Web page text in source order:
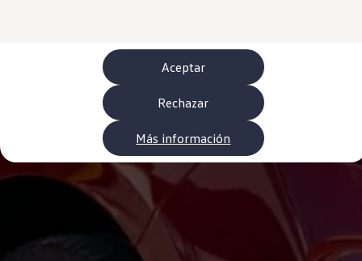
Aceptar
Rechazar
Más información
Volkswagen California
Volkswagen Grand California
Mundo Volkswagen
Sala de Prensa
Historia Volkswagen Canarias
Digital Showroom
Club Fidelización
Alquiler de furgonetas Xtravans
Blog